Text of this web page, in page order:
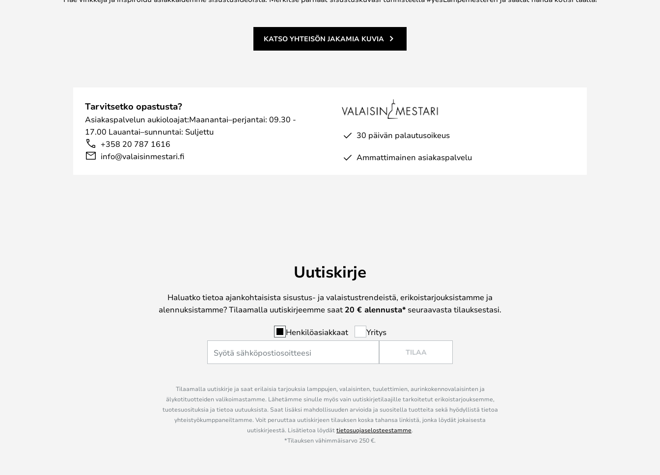
KATSO YHTEISÖN JAKAMIA KUVIA
Tarvitsetko opastusta?
Asiakaspalvelun aukioloajat:Maanantai–perjantai: 09.30 -
17.00 Lauantai–sunnuntai: Suljettu
+358 20 787 1616
info@valaisinmestari.fi
30 päivän palautusoikeus
Ammattimainen asiakaspalvelu
Uutiskirje
Haluatko tietoa ajankohtaisista sisustus- ja valaistustrendeistä, erikoistarjouksistamme ja
alennuksistamme? Tilaamalla uutiskirjeemme saat 20 € alennusta* seuraavasta tilauksestasi.
Henkilöasiakkaat Yritys
TILAA
Tilaamalla uutiskirje ja saat erilaisia tarjouksia lamppujen, valaisinten, tuulettimien, aurinkokennovalaisinten ja
älykotituotteiden valikoimastamme. Lähetämme sinulle myös vain uutiskirjetilaajille tarkoitetut erikoistarjouksemme,
tuotesuosituksia ja tietoa uutuuksista. Saat lisäksi mahdollisuuden arvioida ja suositella tuotteita sekä hyödyllistä tietoa
yhteistyökumppaneiltamme. Voit peruuttaa uutiskirjeen tilauksen koska tahansa linkistä, jonka löydät jokaisesta
uutiskirjeestä. Lisätietoa löydättietosuojaselosteestamme.
*Tilauksen vähimmäisarvo 250 €.